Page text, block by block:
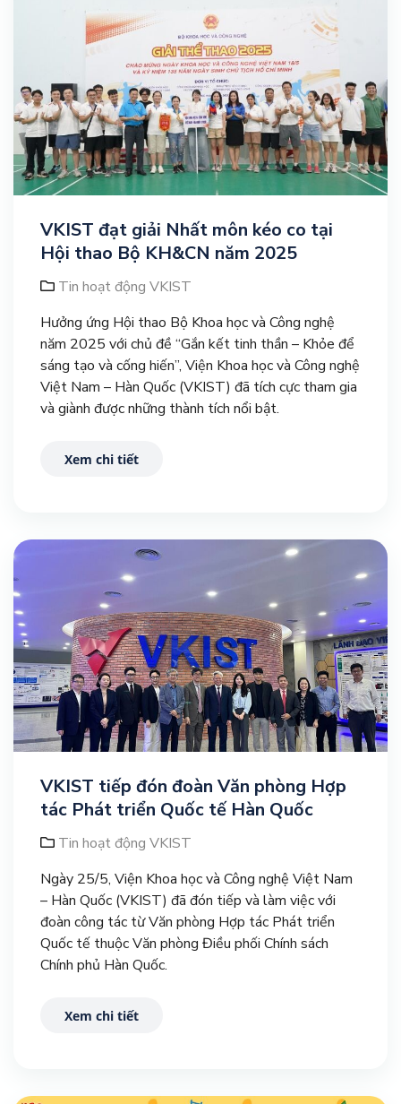
VKIST đạt giải Nhất môn kéo co tại
Hội thao Bộ KH&CN năm 2025
Tin hoạt động VKIST
Hưởng ứng Hội thao Bộ Khoa học và Công nghệ
năm 2025 với chủ đề “Gắn kết tinh thần – Khỏe để
sáng tạo và cống hiến”, Viện Khoa học và Công nghệ
Việt Nam – Hàn Quốc (VKIST) đã tích cực tham gia
và giành được những thành tích nổi bật.
Xem chi tiết
VKIST tiếp đón đoàn Văn phòng Hợp
tác Phát triển Quốc tế Hàn Quốc
Tin hoạt động VKIST
Ngày 25/5, Viện Khoa học và Công nghệ Việt Nam
– Hàn Quốc (VKIST) đã đón tiếp và làm việc với
đoàn công tác từ Văn phòng Hợp tác Phát triển
Quốc tế thuộc Văn phòng Điều phối Chính sách
Chính phủ Hàn Quốc.
Xem chi tiết